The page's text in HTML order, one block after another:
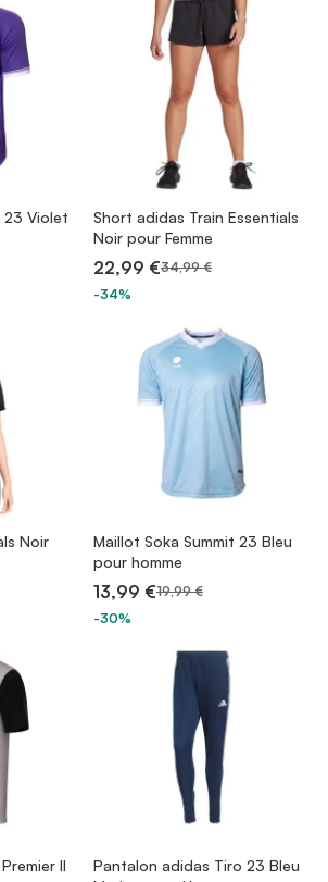
23 Violet
Short adidas Train Essentials
Noir pour Femme
22,99 €34,99 €
-34%
Noir
Maillot Soka Summit 23 Bleu
pour homme
13,99 €19,99 €
-30%
II
Pantalon adidas Tiro 23 Bleu